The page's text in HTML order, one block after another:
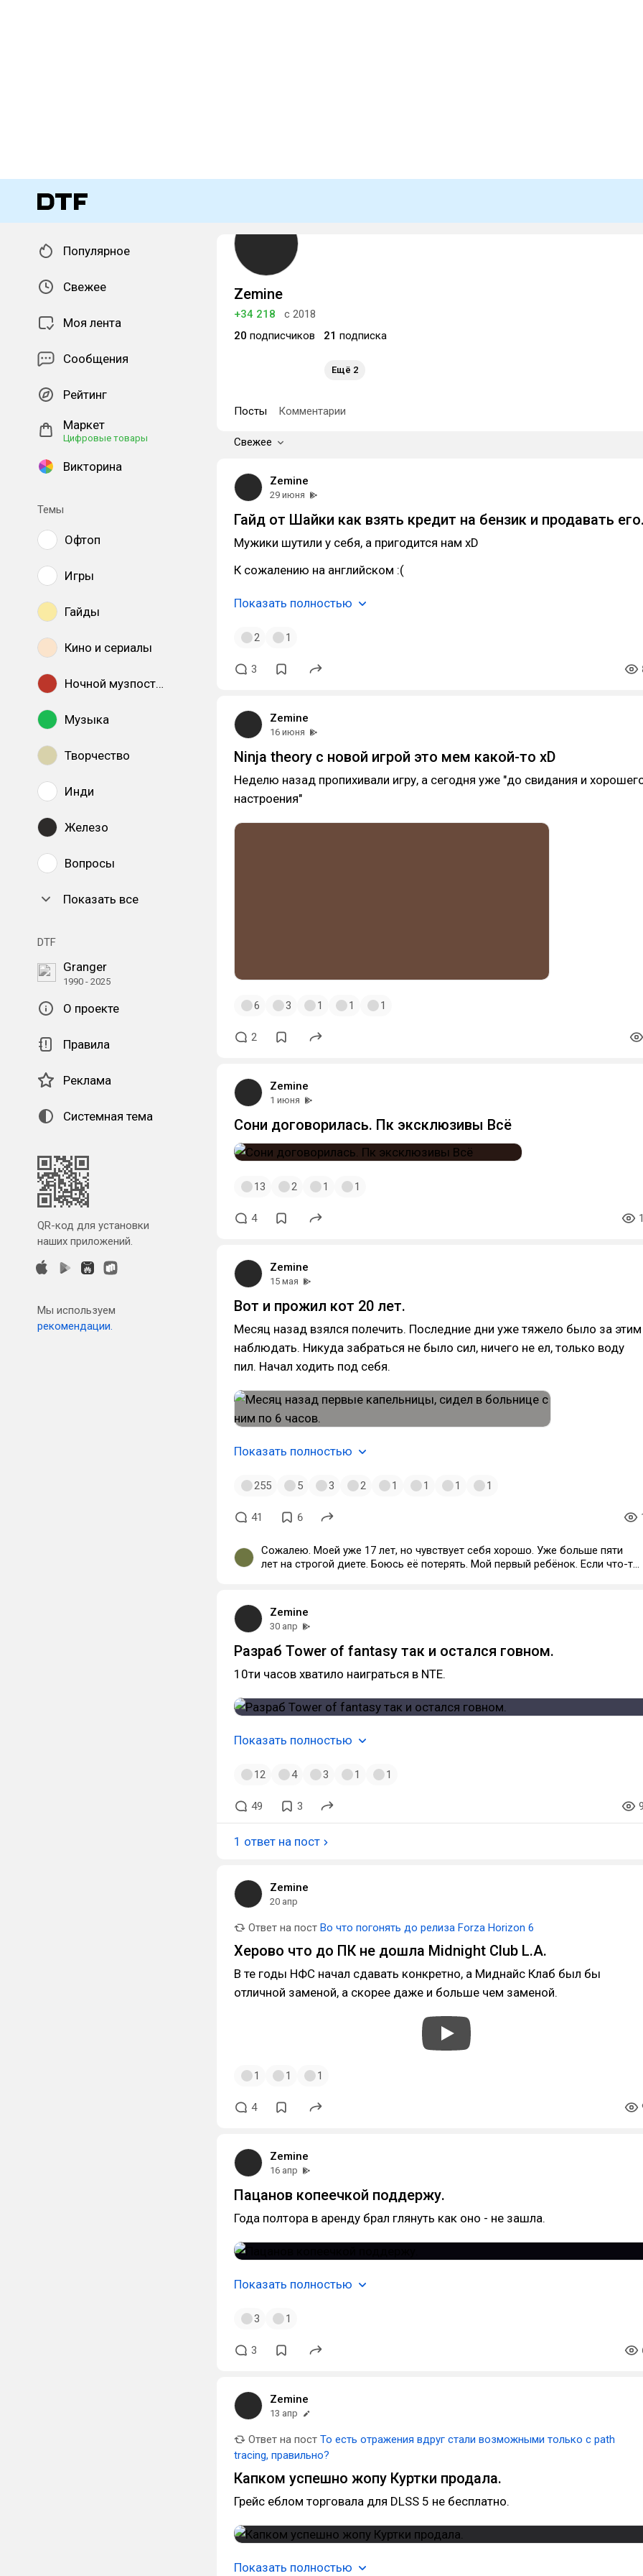
Популярное
Свежее
Моя лента
Сообщения
Рейтинг
Маркет
Цифровые товары
Викторина
Темы
Офтоп
Игры
Гайды
Кино и сериалы
Ночной музпостинг
Музыка
Творчество
Инди
Железо
Вопросы
Показать все
DTF
Granger
1990 - 2025
О проекте
Правила
Реклама
Системная тема
QR-код для установки
наших приложений.
Мы используем
рекомендации.
Zemine
+34 218
с 2018
20 подписчиков 21 подписка
Ещё 2
Посты Комментарии
Свежее
Zemine
29 июня
Гайд от Шайки как взять кредит на бензик и продавать
Мужики шутили у себя, а пригодится нам xD
К сожалению на английском :(
Показать полностью
2 1
3
Zemine
16 июня
Ninja theory с новой игрой это мем какой-то xD
Неделю назад пропихивали игру, а сегодня уже "до свидания и
настроения"
6 3 1 1 1
2
Zemine
1 июня
Сони договорилась. Пк эксклюзивы Всё
13 2 1 1
4
Zemine
15 мая
Вот и прожил кот 20 лет.
Месяц назад взялся полечить. Последние дни уже тяжело было за этим
наблюдать. Никуда забраться не было сил, ничего не ел, только воду
пил. Начал ходить под себя.
Показать полностью
255 5 3 2 1 1 1 1
41 6
Сожалею. Моей уже 17 лет, но чувствует себя хорошо. Уже больше пяти
лет на строгой диете. Боюсь её потерять. Мой первый ребёнок. Если что-то
Zemine
30 апр
Разраб Tower of fantasy так и остался говном.
10ти часов хватило наиграться в NTE.
Показать полностью
12 4 3 1 1
49 3
1 ответ на пост
Zemine
20 апр
Ответ на пост Во что погонять до релиза Forza Horizon 6
Херово что до ПК не дошла Midnight Club L.A.
В те годы НФС начал сдавать конкретно, а Миднайс Клаб был бы
отличной заменой, а скорее даже и больше чем заменой.
1 1 1
4
Zemine
16 апр
Пацанов копеечкой поддержу.
Года полтора в аренду брал глянуть как оно - не зашла.
Показать полностью
3 1
3
Zemine
13 апр
Ответ на пост То есть отражения вдруг стали возможными только с path
tracing, правильно?
Капком успешно жопу Куртки продала.
Грейс еблом торговала для DLSS 5 не бесплатно.
Показать полностью